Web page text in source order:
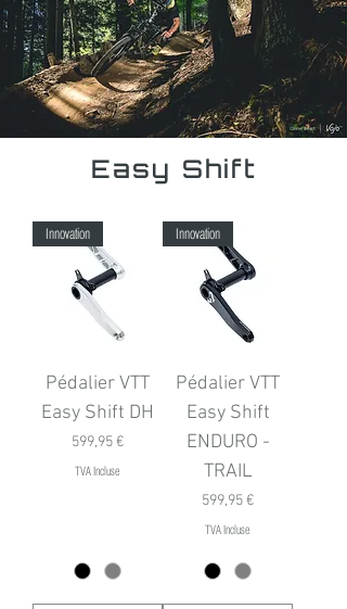
Easy Shift
Innovation
Pédalier VTT
Easy Shift DH
Prix
599,95 €
TVA Incluse
Innovation
Pédalier VTT
Easy Shift
ENDURO -
TRAIL
Prix
599,95 €
TVA Incluse